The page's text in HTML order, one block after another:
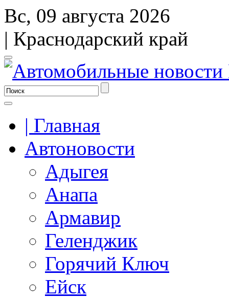
Вс, 09 августа 2026
| Краснодарский край
| Главная
Автоновости
Адыгея
Анапа
Армавир
Геленджик
Горячий Ключ
Ейск